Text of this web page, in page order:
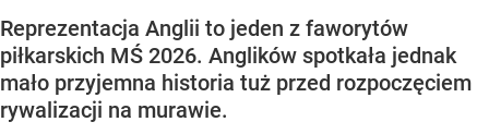
Reprezentacja Anglii to jeden z faworytów
piłkarskich MŚ 2026. Anglików spotkała jednak
mało przyjemna historia tuż przed rozpoczęciem
rywalizacji na murawie.